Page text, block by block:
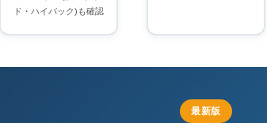
ド・ハイバック)も確認
最新版